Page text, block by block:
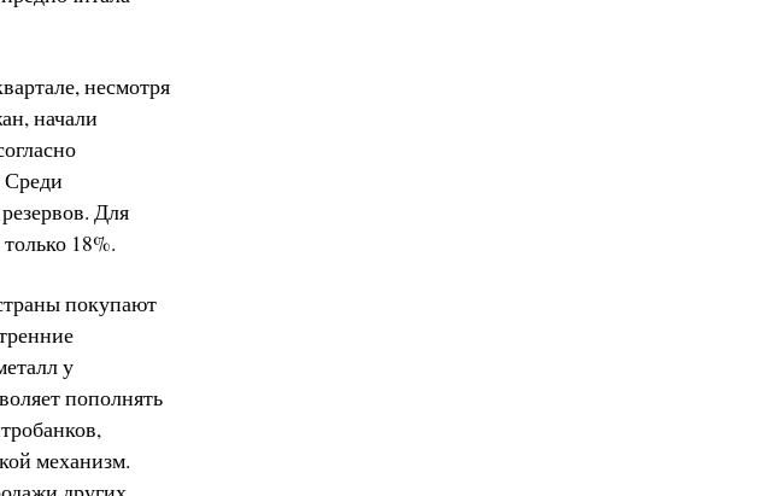
несмотря
начали
Среди
Для
18%.
покупают
у
пополнять
механизм.